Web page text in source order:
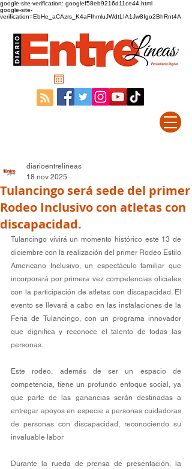
google-site-verification: googlef58eb9216d11ce44.html
google-site-
verification=EbHe_aCAzrs_K4aFIhmluJWdtLIA1Jw8Igo2BhRnt4A
Tulancingo será sede del primer
Rodeo Inclusivo con atletas con
discapacidad.
diarioentrelineas
18 nov 2025
Tulancingo vivirá un momento histórico este 13 de
diciembre con la realización del primer Rodeo Estilo
Americano Inclusivo, un espectáculo familiar que
incorporará por primera vez competencias oficiales
con la participación de atletas con discapacidad. El
evento se llevará a cabo en las instalaciones de la
Feria de Tulancingo, con un programa innovador
que dignifica y reconoce el talento de todas las
personas.
Este rodeo, además de ser un espacio de
competencia, tiene un profundo enfoque social, ya
que parte de las ganancias serán destinadas a
entregar apoyos en especie a personas cuidadoras
de personas con discapacidad, reconociendo su
invaluable labor
Durante la rueda de prensa de presentación, la